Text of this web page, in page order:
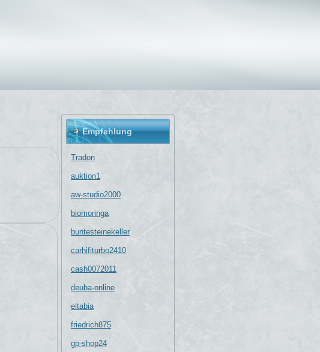
Empfehlung
Tradon
auktion1
aw-studio2000
biomoringa
buntesteinekeller
carhifiturbo2410
cash0072011
deuba-online
eltabia
friedrich875
gp-shop24